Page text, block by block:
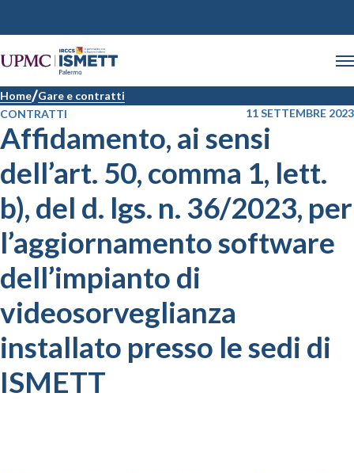
Home Gare e contratti
CONTRATTI
11 SETTEMBRE 2023
Affidamento, ai sensi
dell’art. 50, comma 1, lett.
b), del d. lgs. n. 36/2023, per
l’aggiornamento software
dell’impianto di
videosorveglianza
installato presso le sedi di
ISMETT